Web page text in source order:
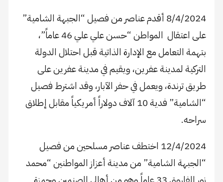
8/4/2024 أقدم عناصر من فصيل “الجبهة الشامية”
على اعتقال المواطن “حسن علي علي 46 عاماً”،
بتهمة التعامل مع الإدارة الذاتية قبل احتلال الدولة
التركية لمدينة عفرين، ويقيم في مدينة عفرين على
طريق ترندة، ويعمل في حفر الآبار، وقد اشترط فصيل
“الشامية” فدية 10 آلاف دولاراً أمريكياً مقابل إطلاق
سراحه.
12/4/2024 اختطف عناصر مسلحين من فصيل
“الجبهة الشامية” من مدينة أعزاز المواطنين “محمد